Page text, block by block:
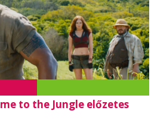
to the Jungle előzetes